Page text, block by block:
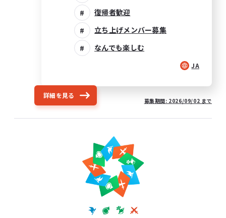
復帰者歓迎
立ち上げメンバー募集
なんでも楽しむ
JA
募集期間: 2026/09/02 まで
詳細を見る